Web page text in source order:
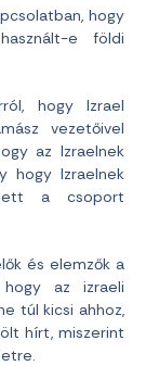
hogy
e földi
hogy Izrael
vezetőivel
az Izraelnek
hogy Izraelnek
a csoport
és elemzők a
hogy az izraeli
túl kicsi ahhoz,
hírt, miszerint